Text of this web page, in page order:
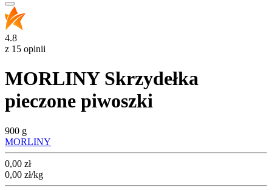
4.8
z 15 opinii
MORLINY Skrzydełka
pieczone piwoszki
900 g
MORLINY
Cena
0,00 zł
0,00 zł/kg